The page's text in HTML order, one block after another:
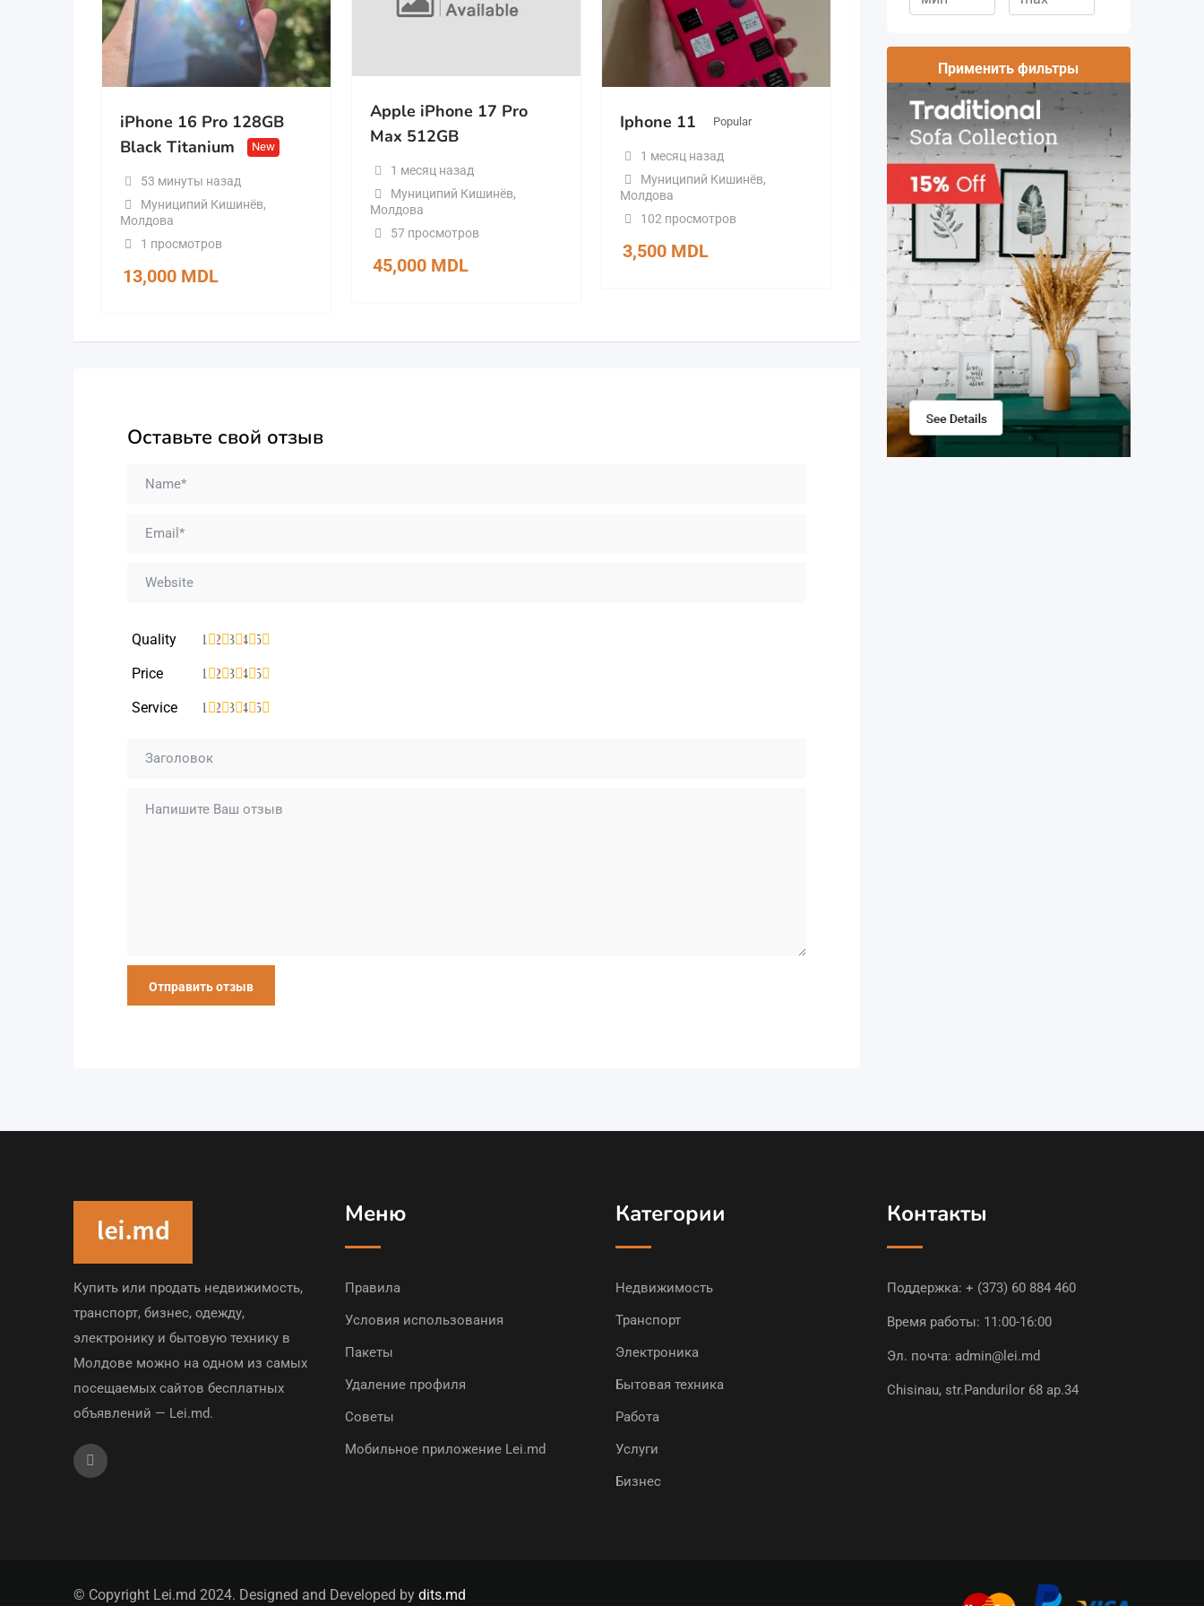
iPhone 16 Pro 128GB
Black Titanium
New
53 минуты назад
Муниципий Кишинёв,
Молдова
1 просмотров
13,000 MDL
Apple iPhone 17 Pro
Max 512GB
1 месяц назад
Муниципий Кишинёв,
Молдова
57 просмотров
45,000 MDL
Iphone 11 Popular
1 месяц назад
Муниципий Кишинёв,
Молдова
102 просмотров
3,500 MDL
Iphone 8 Plus
1 месяц назад
Муниципий Кишинёв,
Молдова
86 просмотров
3,000 MDL
Оставьте свой отзыв
Quality 5
4
3
2
1
Price 5
4
3
2
1
Service 5
4
3
2
1
Применить фильтры
Купить или продать недвижимость,
транспорт, бизнес, одежду,
электронику и бытовую технику в
Молдове можно на одном из самых
посещаемых сайтов бесплатных
объявлений — Lei.md.
Меню
Правила
Условия использования
Пакеты
Удаление профиля
Советы
Мобильное приложение Lei.md
Категории
Недвижимость
Транспорт
Электроника
Бытовая техника
Работа
Услуги
Бизнес
Контакты
Поддержка: + (373) 60 884 460
Время работы: 11:00-16:00
Эл. почта: admin@lei.md
Chisinau, str.Pandurilor 68 ap.34
© Copyright Lei.md 2024. Designed and Developed by dits.md